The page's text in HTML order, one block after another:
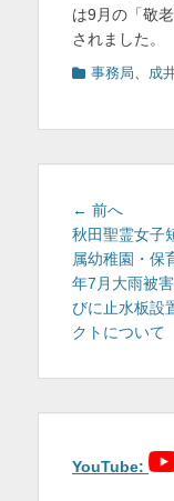
は9月の「敬
されました。
カ 事務局、 成
投
稿
ナ
ビ
ゲ
ー
← 前へ
の
投
稿:
秋田聖霊女子
属幼稚園・
年7月大雨被
びに止水板設
クトについて
YouTube: